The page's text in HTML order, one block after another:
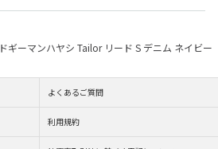
ドギーマンハヤシ Tailor リード S デニム ネイビー
よくあるご質問
利用規約